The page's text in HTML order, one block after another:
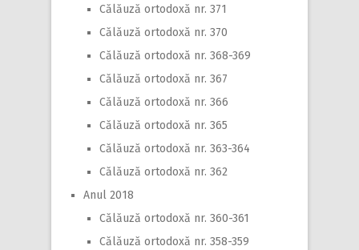
Călăuză ortodoxă nr. 371
Călăuză ortodoxă nr. 370
Călăuză ortodoxă nr. 368-369
Călăuză ortodoxă nr. 367
Călăuză ortodoxă nr. 366
Călăuză ortodoxă nr. 365
Călăuză ortodoxă nr. 363-364
Călăuză ortodoxă nr. 362
Anul 2018
Călăuză ortodoxă nr. 360-361
Călăuză ortodoxă nr. 358-359